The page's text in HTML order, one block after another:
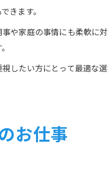
きます。
や家庭の事情にも柔軟に
したい方にとって最適な
お仕事